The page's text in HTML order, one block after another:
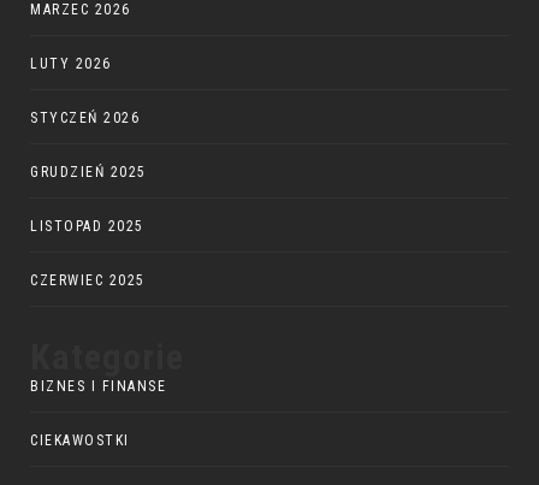
MARZEC 2026
LUTY 2026
STYCZEŃ 2026
GRUDZIEŃ 2025
LISTOPAD 2025
CZERWIEC 2025
BIZNES I FINANSE
CIEKAWOSTKI